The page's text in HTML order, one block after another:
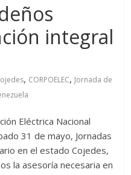
integral
, CORPOELEC, Jornada de
Eléctrica Nacional
31 de mayo, Jornadas
en el estado Cojedes,
la asesoría necesaria en